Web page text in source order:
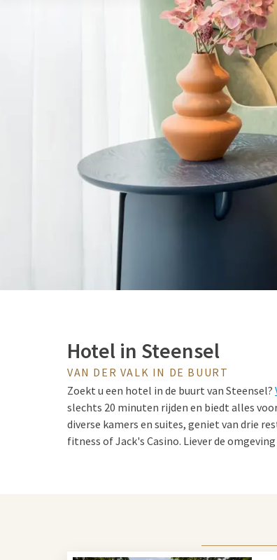
Hotel in Steensel
VAN DER VALK IN DE BUURT
Zoekt u een hotel in de buurt van Steensel?
slechts 20 minuten rijden en biedt alles
diverse kamers en suites, geniet van drie
fitness of Jack's Casino. Liever de
Steensel en Eindhoven combineren natuur